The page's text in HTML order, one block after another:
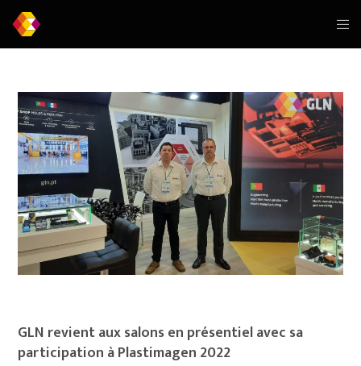
GLN revient aux salons en présentiel avec sa
participation à Plastimagen 2022